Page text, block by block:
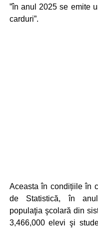
”în anul 2025 se emite
carduri”.
Aceasta în condițiile în
de Statistică, în anul
populaţia şcolară din
3,466,000 elevi şi